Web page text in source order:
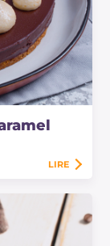
LIRE